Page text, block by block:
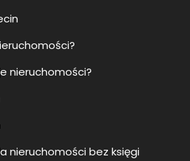
nieruchomości?
nieruchomości bez księgi